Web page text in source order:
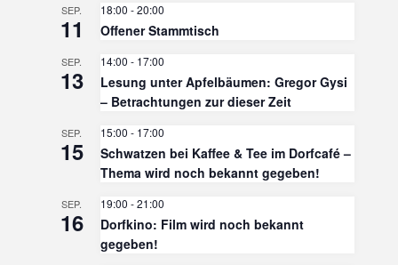
SEP.
11
18:00 -20:00
Offener Stammtisch
SEP.
13
14:00 - 17:00
Lesung unter Apfelbäumen: Gregor Gysi
– Betrachtungen zur dieser Zeit
SEP.
15
15:00 - 17:00
Schwatzen bei Kaffee & Tee im Dorfcafé –
Thema wird noch bekannt gegeben!
SEP.
16
19:00 -21:00
Dorfkino: Film wird noch bekannt
gegeben!